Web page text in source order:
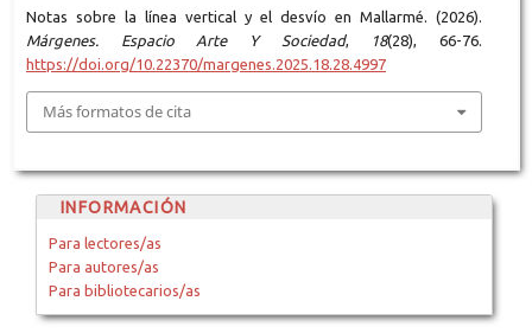
Notas sobre la línea vertical y el desvío en Mallarmé. (2026).
Márgenes. Espacio Arte Y Sociedad, 18(28), 66-76.
https://doi.org/10.22370/margenes.2025.18.28.4997
Más formatos de cita
INFORMACIÓN
Para lectores/as
Para autores/as
Para bibliotecarios/as